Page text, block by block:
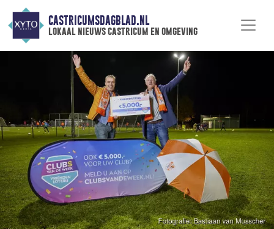
CASTRICUMSDAGBLAD.NL
lokaal nieuws castricum en omgeving